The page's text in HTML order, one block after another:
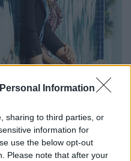
Information
sharing to third parties, or
information for
use the below opt-out
Please note that after your